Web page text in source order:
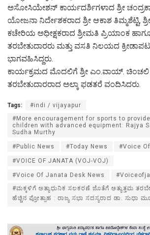
ಅಸೋಸಿಯೇಶನ್ ಕಾರ್ಯದರ್ಶಿಗಳಾದ ಶ್ರೀ
ಯೋಜನಾ ನಿರ್ದೇಶಕರಾದ ಶ್ರೀ ಆಕಾಶ ತಿಮ್ಮಶೆಟ್ಟಿ,
ಕಚೇರಿಯ ಅಧೀಕ್ಷಕರಾದ ಶ್ರೀಮತಿ ಪ್ರಿಯಾಂಕ
ತರಬೇತುದಾರರು ಮತ್ತು ವಸತಿ ನಿಲಯದ
ಭಾಗವಹಿಸಿದ್ದರು.
ಕಾರ್ಯಕ್ರಮದ ಮೊದಲಿಗೆ ಶ್ರೀ ಎಂ.ವಾಯ್. ಚಿಂಚಲಿ
ತರಬೇತುದಾರರಾದ ಅಲ್ಕಾ ಫಡತರೆ ವಂದಿಸಿದರು.
Tags:
#indi / vijayapur
#More encouragement for sports to
children with advanced equipment: Rajya
Sudha Murthy
#Public News #Today News #Voice
#VOICE OF JANATA (VOJ-VOJ)
#Voice Of Janata Desk News
#ಮಕ್ಕಳಿಗೆ ಅತ್ಯಾಧುನಿಕ ಸಲಕರಣೆ ಜೊತೆಗೆ ಅತ್ಯುತ್ತಮ
ಹೆಚ್ಚಿನ ಪ್ರೋತ್ಸಾಹ : ರಾಜ್ಯ ಸಭಾ ಸದಸ್ಯರಾದ ಡಾ. ಸುಧಾ